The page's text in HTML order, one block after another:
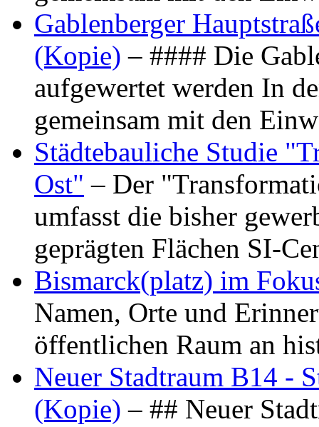
Gablenberger
(Kopie) – #### Die
aufgewertet werden In
gemeinsam mit den
Städtebauliche Studie
Ost" – Der
umfasst die bisher
geprägten Flächen SI-
Bismarck(platz) im
Namen, Orte und
öffentlichen Raum an
Neuer Stadtraum B14 -
(Kopie) – ## Neuer